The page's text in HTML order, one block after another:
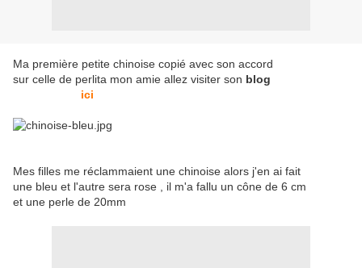
Ma première petite chinoise copié avec son accord
sur celle de perlita mon amie allez visiter son blog
ici
Mes filles me réclammaient une chinoise alors j'en ai fait
une bleu et l'autre sera rose , il m'a fallu un cône de 6 cm
et une perle de 20mm